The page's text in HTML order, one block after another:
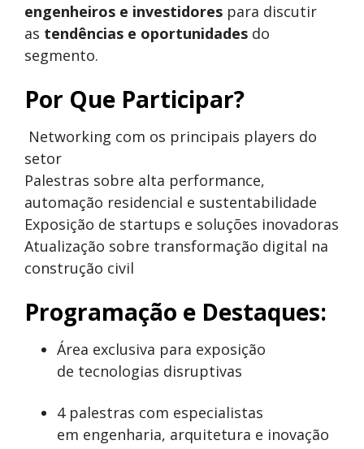
engenheiros e investidores para discutir
as tendências e oportunidades do
segmento.
Por Que Participar?
Networking com os principais players do
setor
Palestras sobre alta performance,
automação residencial e sustentabilidade
Exposição de startups e soluções inovadoras
Atualização sobre transformação digital na
construção civil
Programação e Destaques:
Área exclusiva para exposição
de tecnologias disruptivas
4 palestras com especialistas
em engenharia, arquitetura e inovação